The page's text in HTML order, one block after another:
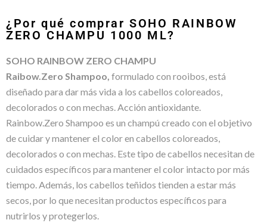
¿Por qué comprar SOHO RAINBOW
ZERO CHAMPU 1000 ML?
SOHO RAINBOW ZERO CHAMPU
Raibow.Zero Shampoo, formulado con rooibos, está
diseñado para dar más vida a los cabellos coloreados,
decolorados o con mechas. Acción antioxidante.
Rainbow.Zero Shampoo es un champú creado con el objetivo
de cuidar y mantener el color en cabellos coloreados,
decolorados o con mechas. Este tipo de cabellos necesitan de
cuidados específicos para mantener el color intacto por más
tiempo. Además, los cabellos teñidos tienden a estar más
secos, por lo que necesitan productos específicos para
nutrirlos y protegerlos.